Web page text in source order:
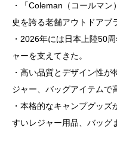
・「Coleman（コールマ
史を誇る老舗アウトドアブ
・2026年には日本上陸50
ャーを支えてきた。
・高い品質とデザイン性
ジャー、バッグアイテムで
・本格的なキャンプグッ
すいレジャー用品、バッグ